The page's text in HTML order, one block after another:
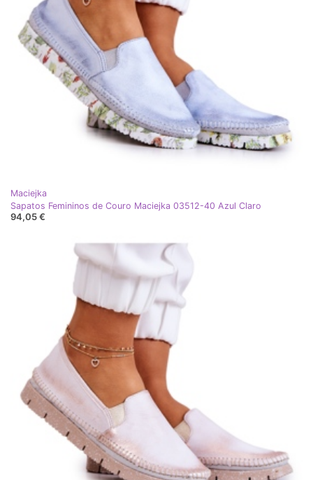
Maciejka
Sapatos Femininos de Couro Maciejka 03512-40 Azul Claro
94,05 €